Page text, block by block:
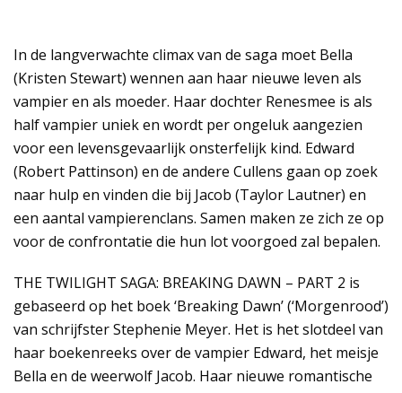
In de langverwachte climax van de saga moet Bella
(Kristen Stewart) wennen aan haar nieuwe leven als
vampier en als moeder. Haar dochter Renesmee is als
half vampier uniek en wordt per ongeluk aangezien
voor een levensgevaarlijk onsterfelijk kind. Edward
(Robert Pattinson) en de andere Cullens gaan op zoek
naar hulp en vinden die bij Jacob (Taylor Lautner) en
een aantal vampierenclans. Samen maken ze zich ze op
voor de confrontatie die hun lot voorgoed zal bepalen.
THE TWILIGHT SAGA: BREAKING DAWN – PART 2 is
gebaseerd op het boek ‘Breaking Dawn’ (‘Morgenrood’)
van schrijfster Stephenie Meyer. Het is het slotdeel van
haar boekenreeks over de vampier Edward, het meisje
Bella en de weerwolf Jacob. Haar nieuwe romantische